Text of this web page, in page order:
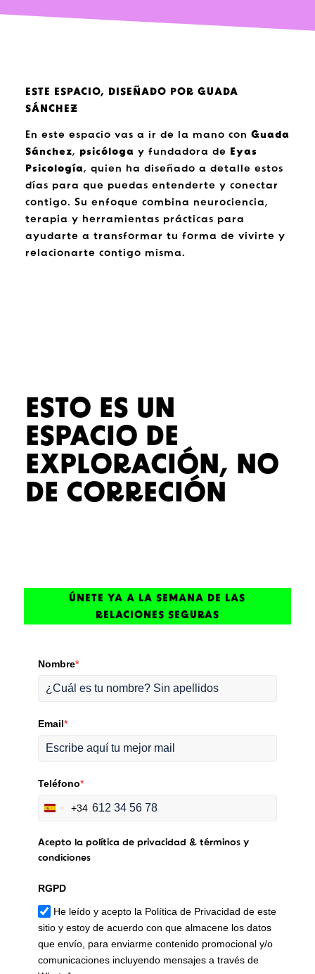
ESTE ESPACIO, DISEÑADO POR GUADA
SÁNCHEZ
En este espacio vas a ir de la mano con Guada
Sánchez, psicóloga y fundadora de
Eyas
Psicología, quien ha diseñado a detalle estos
días para que puedas entenderte y conectar
contigo. Su enfoque combina neurociencia,
terapia y herramientas prácticas para
ayudarte a transformar tu forma de vivirte y
relacionarte contigo misma.
ESTO ES UN
ESPACIO DE
EXPLORACIÓN, NO
DE CORRECIÓN
ÚNETE YA A LA SEMANA DE LAS
RELACIONES SEGURAS
Nombre*
Email*
Teléfono*
Spain+34
Acepto la política de privacidad & términos y
condiciones
RGPD
He leído y acepto la Política de Privacidad de este
sitio y estoy de acuerdo con que almacene los datos
que envío, para enviarme contenido promocional y/o
comunicaciones incluyendo mensajes a través de